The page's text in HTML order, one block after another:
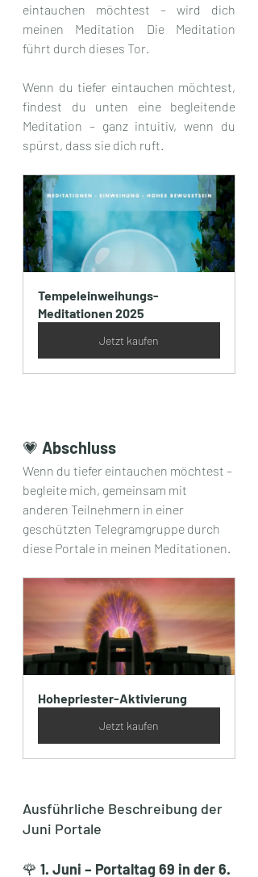
eintauchen möchtest – wird dich
meinen Meditation Die Meditation
führt durch dieses Tor.
Wenn du tiefer eintauchen möchtest,
findest du unten eine begleitende
Meditation – ganz intuitiv, wenn du
spürst, dass sie dich ruft.
Tempeleinweihungs-
Meditationen 2025
Jetzt kaufen
💗 Abschluss
Wenn du tiefer eintauchen möchtest –
begleite mich, gemeinsam mit
anderen Teilnehmern in einer
geschützten Telegramgruppe durch
diese Portale in meinen Meditationen.
Hohepriester-Aktivierung
Jetzt kaufen
Ausführliche Beschreibung der
Juni Portale
🌹 1. Juni – Portaltag 69 in der 6.